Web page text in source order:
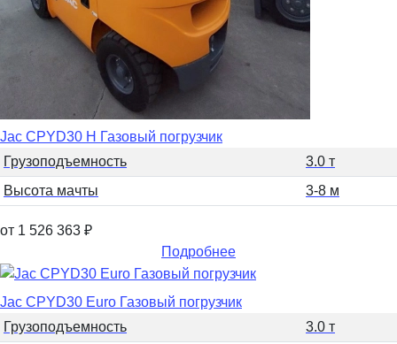
Jac CPYD30 H Газовый погрузчик
Грузоподъемность
3.0 т
Высота мачты
3-8 м
от 1 526 363 ₽
Подробнее
Jac CPYD30 Euro Газовый погрузчик
Грузоподъемность
3.0 т